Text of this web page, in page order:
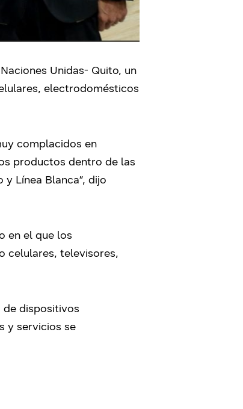
Unidas- Quito, un
electrodomésticos
complacidos en
productos dentro de las
Línea Blanca”, dijo
en el que los
celulares, televisores,
de dispositivos
y servicios se